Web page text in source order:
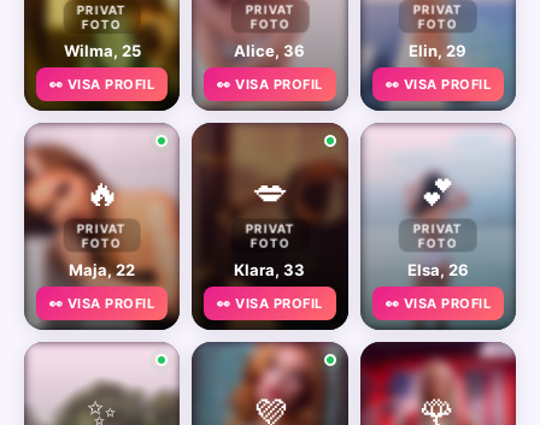
PRIVAT
FOTO
Wilma, 25
👀 VISA PROFIL
PRIVAT
FOTO
Alice, 36
👀 VISA PROFIL
PRIVAT
FOTO
Elin, 29
👀 VISA PROFIL
🔥
PRIVAT
FOTO
Maja, 22
👀 VISA PROFIL
💋
PRIVAT
FOTO
Klara, 33
👀 VISA PROFIL
💕
PRIVAT
FOTO
Elsa, 26
👀 VISA PROFIL
✨ 💜 🌹